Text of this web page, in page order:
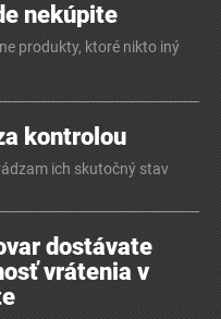
nekúpite
produkty, ktoré nikto iný
kontrolou
ich skutočný stav
dostávate
vrátenia v